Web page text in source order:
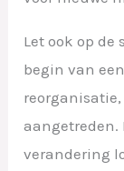
Let ook op de
begin van
aangetreden.
verandering